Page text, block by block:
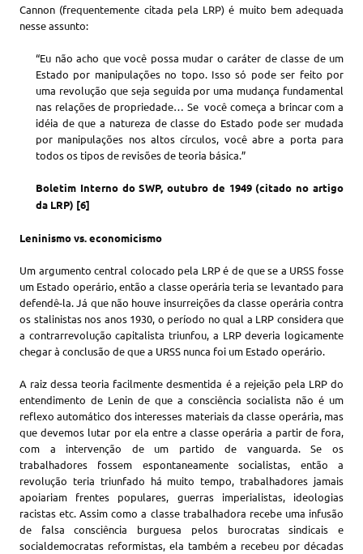
Cannon (frequentemente citada pela LRP) é muito bem adequada
nesse assunto:
“Eu não acho que você possa mudar o caráter de classe de um
Estado por manipulações no topo. Isso só pode ser feito por
uma revolução que seja seguida por uma mudança fundamental
nas relações de propriedade… Se você começa a brincar com a
idéia de que a natureza de classe do Estado pode ser mudada
por manipulações nos altos círculos, você abre a porta para
todos os tipos de revisões de teoria básica.”
Boletim Interno do SWP, outubro de 1949 (citado no artigo
da LRP) [6]
Leninismo vs. economicismo
Um argumento central colocado pela LRP é de que se a URSS fosse
um Estado operário, então a classe operária teria se levantado para
defendê-la. Já que não houve insurreições da classe operária contra
os stalinistas nos anos 1930, o período no qual a LRP considera que
a contrarrevolução capitalista triunfou, a LRP deveria logicamente
chegar à conclusão de que a URSS nunca foi um Estado operário.
A raiz dessa teoria facilmente desmentida é a rejeição pela LRP do
entendimento de Lenin de que a consciência socialista não é um
reflexo automático dos interesses materiais da classe operária, mas
que devemos lutar por ela entre a classe operária a partir de fora,
com a intervenção de um partido de vanguarda. Se os
trabalhadores fossem espontaneamente socialistas, então a
revolução teria triunfado há muito tempo, trabalhadores jamais
apoiariam frentes populares, guerras imperialistas, ideologias
racistas etc. Assim como a classe trabalhadora recebe uma infusão
de falsa consciência burguesa pelos burocratas sindicais e
socialdemocratas reformistas, ela também a recebeu por décadas